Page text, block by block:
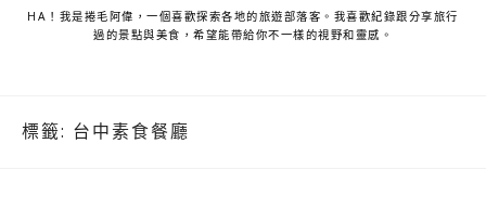
HA！我是捲毛阿偉，一個喜歡探索各地的旅遊部落客。我喜歡紀錄跟分享旅行
過的景點與美食，希望能帶給你不一樣的視野和靈感。
標籤: 台中素食餐廳